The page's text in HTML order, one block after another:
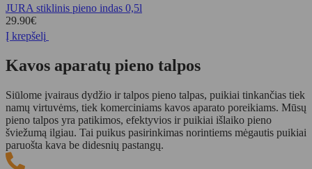
JURA stiklinis pieno indas 0,5l
29.90€
Į krepšelį
Kavos aparatų pieno talpos
Siūlome įvairaus dydžio ir talpos pieno talpas, puikiai tinkančias tiek
namų virtuvėms, tiek komerciniams kavos aparato poreikiams. Mūsų
pieno talpos yra patikimos, efektyvios ir puikiai išlaiko pieno
šviežumą ilgiau. Tai puikus pasirinkimas norintiems mėgautis puikiai
paruošta kava be didesnių pastangų.